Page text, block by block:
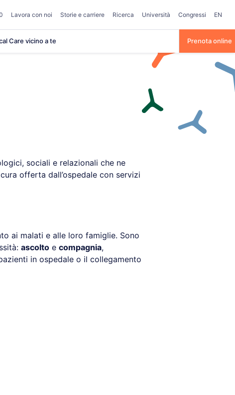
Lavora con noi Storie e carriere Ricerca Università Congressi EN
Care vicino a te Prenota online
sociali e relazionali che ne
offerta dall’ospedale con servizi
ai malati e alle loro famiglie. Sono
ascolto e compagnia,
in ospedale o il collegamento